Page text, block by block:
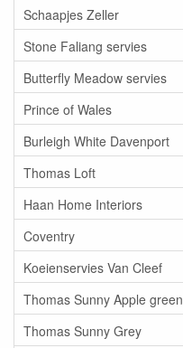
Schaapjes Zeller
Stone Faliang servies
Butterfly Meadow servies
Prince of Wales
Burleigh White Davenport
Thomas Loft
Haan Home Interiors
Coventry
Koeienservies Van Cleef
Thomas Sunny Apple green
Thomas Sunny Grey